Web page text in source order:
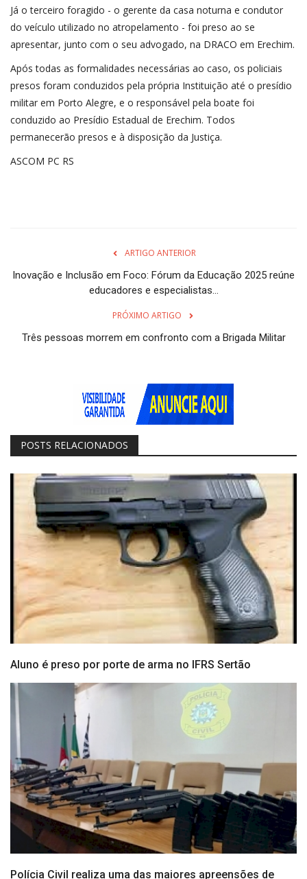
Já o terceiro foragido - o gerente da casa noturna e condutor
do veículo utilizado no atropelamento - foi preso ao se
apresentar, junto com o seu advogado, na DRACO em Erechim.
Após todas as formalidades necessárias ao caso, os policiais
presos foram conduzidos pela própria Instituição até o presídio
militar em Porto Alegre, e o responsável pela boate foi
conduzido ao Presídio Estadual de Erechim. Todos
permanecerão presos e à disposição da Justiça.
ASCOM PC RS
ARTIGO ANTERIOR
Inovação e Inclusão em Foco: Fórum da Educação 2025 reúne
educadores e especialistas...
PRÓXIMO ARTIGO
Três pessoas morrem em confronto com a Brigada Militar
POSTS RELACIONADOS
Aluno é preso por porte de arma no IFRS Sertão
Polícia Civil realiza uma das maiores apreensões de